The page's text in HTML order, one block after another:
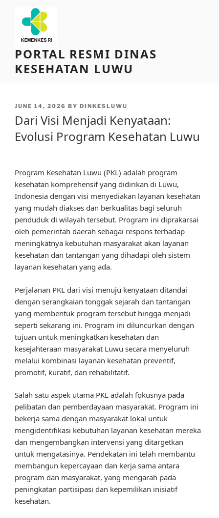
content
PORTAL RESMI DINAS
KESEHATAN LUWU
POSTED
JUNE 14, 2026 BY DINKESLUWU
Dari Visi Menjadi Kenyataan:
Evolusi Program Kesehatan Luwu
Program Kesehatan Luwu (PKL) adalah program
kesehatan komprehensif yang didirikan di Luwu,
Indonesia dengan visi menyediakan layanan kesehatan
yang mudah diakses dan berkualitas bagi seluruh
penduduk di wilayah tersebut. Program ini diprakarsai
oleh pemerintah daerah sebagai respons terhadap
meningkatnya kebutuhan masyarakat akan layanan
kesehatan dan tantangan yang dihadapi oleh sistem
layanan kesehatan yang ada.
Perjalanan PKL dari visi menuju kenyataan ditandai
dengan serangkaian tonggak sejarah dan tantangan
yang membentuk program tersebut hingga menjadi
seperti sekarang ini. Program ini diluncurkan dengan
tujuan untuk meningkatkan kesehatan dan
kesejahteraan masyarakat Luwu secara menyeluruh
melalui kombinasi layanan kesehatan preventif,
promotif, kuratif, dan rehabilitatif.
Salah satu aspek utama PKL adalah fokusnya pada
pelibatan dan pemberdayaan masyarakat. Program ini
bekerja sama dengan masyarakat lokal untuk
mengidentifikasi kebutuhan layanan kesehatan mereka
dan mengembangkan intervensi yang ditargetkan
untuk mengatasinya. Pendekatan ini telah membantu
membangun kepercayaan dan kerja sama antara
program dan masyarakat, yang mengarah pada
peningkatan partisipasi dan kepemilikan inisiatif
kesehatan.